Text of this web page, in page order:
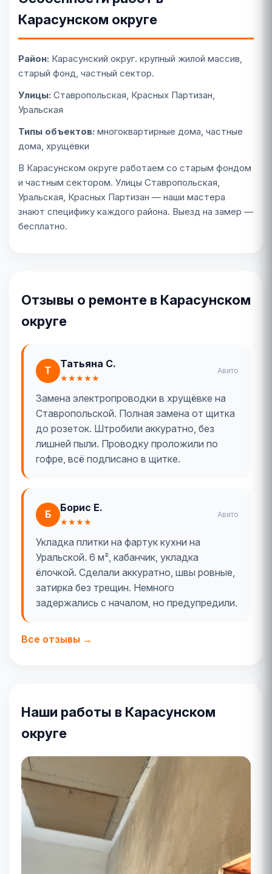
Карасунском округе
Район: Карасунский округ. крупный жилой массив,
старый фонд, частный сектор.
Улицы: Ставропольская, Красных Партизан,
Уральская
Типы объектов: многоквартирные дома, частные
дома, хрущёвки
В Карасунском округе работаем со старым фондом
и частным сектором. Улицы Ставропольская,
Уральская, Красных Партизан — наши мастера
знают специфику каждого района. Выезд на замер —
бесплатно.
Отзывы о ремонте в Карасунском
округе
Т
Татьяна С.
★★★★★
Авито
Замена электропроводки в хрущёвке на
Ставропольской. Полная замена от щитка
до розеток. Штробили аккуратно, без
лишней пыли. Проводку проложили по
гофре, всё подписано в щитке.
Б
Борис Е.
★★★★
Авито
Укладка плитки на фартук кухни на
Уральской. 6 м², кабанчик, укладка
ёлочкой. Сделали аккуратно, швы ровные,
затирка без трещин. Немного
задержались с началом, но предупредили.
Все отзывы →
Наши работы в Карасунском
округе